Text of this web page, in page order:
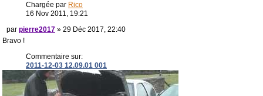
Chargée par Rico
16 Nov 2011, 19:21
par pierre2017 » 29 Déc 2017, 22:40
Bravo !
Commentaire sur:
2011-12-03 12.09.01 001